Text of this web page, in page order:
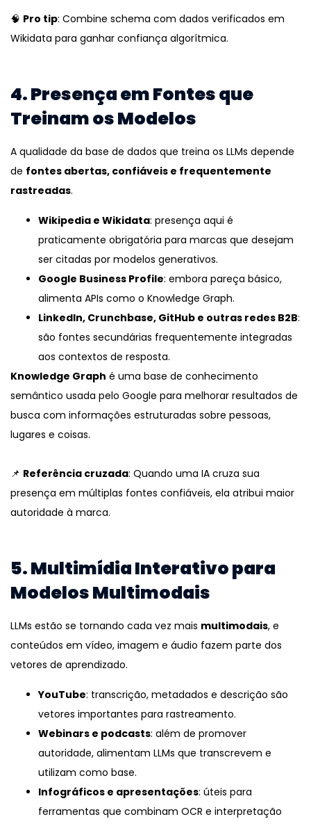
🧠 Pro tip: Combine schema com dados verificados em
Wikidata para ganhar confiança algorítmica.
4. Presença em Fontes que
Treinam os Modelos
A qualidade da base de dados que treina os LLMs depende
de fontes abertas, confiáveis e frequentemente
rastreadas.
Wikipedia e Wikidata: presença aqui é
praticamente obrigatória para marcas que desejam
ser citadas por modelos generativos.
Google Business Profile: embora pareça básico,
alimenta APIs como o Knowledge Graph.
LinkedIn, Crunchbase, GitHub e outras redes B2B:
são fontes secundárias frequentemente integradas
aos contextos de resposta.
Knowledge Graph é uma base de conhecimento
semântico usada pelo Google para melhorar resultados de
busca com informações estruturadas sobre pessoas,
lugares e coisas.
📌 Referência cruzada: Quando uma IA cruza sua
presença em múltiplas fontes confiáveis, ela atribui maior
autoridade à marca.
5. Multimídia Interativo para
Modelos Multimodais
LLMs estão se tornando cada vez mais multimodais, e
conteúdos em vídeo, imagem e áudio fazem parte dos
vetores de aprendizado.
YouTube: transcrição, metadados e descrição são
vetores importantes para rastreamento.
Webinars e podcasts: além de promover
autoridade, alimentam LLMs que transcrevem e
utilizam como base.
Infográficos e apresentações: úteis para
ferramentas que combinam OCR e interpretação